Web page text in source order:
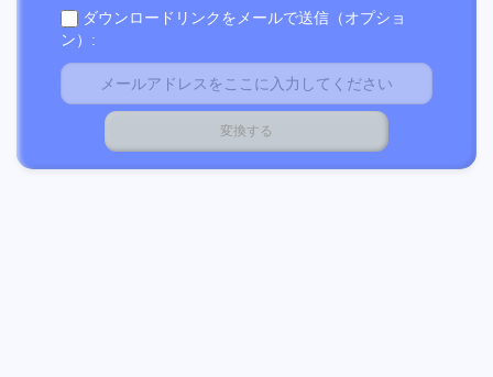
ダウンロードリンクをメールで送信（オプショ
ン）: